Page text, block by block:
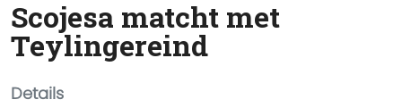
Scojesa matcht met
Teylingereind
Details